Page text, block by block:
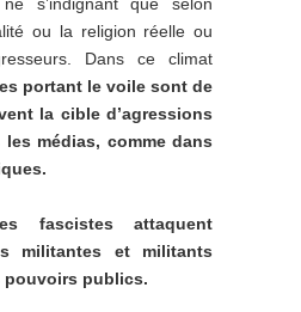
ou la religion réelle ou
Dans ce climat
portant le voile sont de
la cible d’agressions
médias, comme dans
fascistes attaquent
militantes et militants
pouvoirs publics.